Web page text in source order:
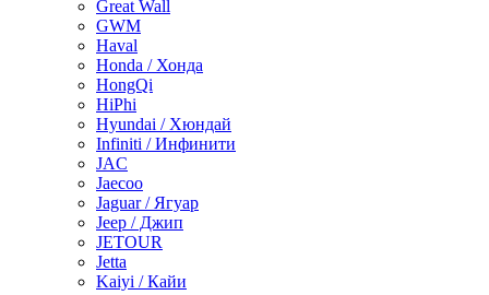
Great Wall
GWM
Haval
Honda / Хонда
HongQi
HiPhi
Hyundai / Хюндай
Infiniti / Инфинити
JAC
Jaecoo
Jaguar / Ягуар
Jeep / Джип
JETOUR
Jetta
Kaiyi / Кайи